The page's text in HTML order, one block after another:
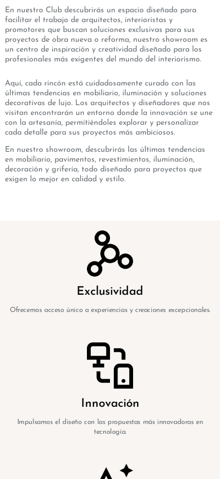
En nuestro Club descubrirás un espacio diseñado para
facilitar el trabajo de arquitectos, interioristas y
promotores que buscan soluciones exclusivas para sus
proyectos de obra nueva o reforma, nuestro showroom es
un centro de inspiración y creatividad diseñado para los
profesionales más exigentes del mundo del interiorismo.
Aquí, cada rincón está cuidadosamente curado con las
últimas tendencias en mobiliario, iluminación y soluciones
decorativas de lujo. Los arquitectos y diseñadores que nos
visitan encontrarán un entorno donde la innovación se une
con la artesanía, permitiéndoles explorar y personalizar
cada detalle para sus proyectos más ambiciosos.
En nuestro showroom, descubrirás las últimas tendencias
en mobiliario, pavimentos, revestimientos, iluminación,
decoración y grifería, todo diseñado para proyectos que
exigen lo mejor en calidad y estilo.
Exclusividad
Ofrecemos acceso único a experiencias y creaciones excepcionales.
Innovación
Impulsamos el diseño con las propuestas más innovadoras en
tecnología.